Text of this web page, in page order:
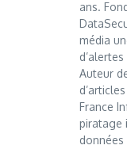
ans.
média
Auteur
France
piratage